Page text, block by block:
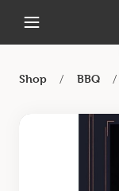
Shop / BBQ /